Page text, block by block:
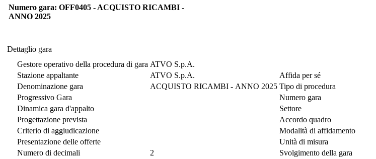
Numero gara: OFF0405 - ACQUISTO RICAMBI -
ANNO 2025
Dettaglio gara
Gestore operativo della procedura di gara ATVO S.p.A.
Stazione appaltante
ATVO S.p.A. Affida per sé
Denominazione gara
ACQUISTO RICAMBI - ANNO 2025 Tipo di procedura
Progressivo Gara
Numero gara
Dinamica gara d'appalto
Settore
Progettazione prevista
Accordo quadro
Criterio di aggiudicazione
Modalità di affidamento
Presentazione delle offerte
Unità di misura
Numero di decimali
2 Svolgimento della gara